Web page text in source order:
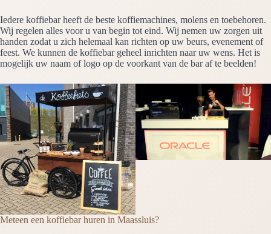
Iedere koffiebar heeft de beste koffiemachines, molens en toebehoren.
Wij regelen alles voor u van begin tot eind. Wij nemen uw zorgen uit
handen zodat u zich helemaal kan richten op uw beurs, evenement of
feest. We kunnen de koffiebar geheel inrichten naar uw wens. Het is
mogelijk uw naam of logo op de voorkant van de bar af te beelden!
Meteen een koffiebar huren in Maassluis?